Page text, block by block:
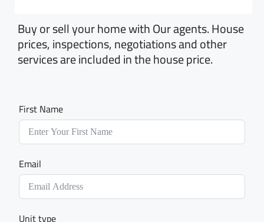
Buy or sell your home with Our agents. House
prices, inspections, negotiations and other
services are included in the house price.
First Name
Email
Unit type